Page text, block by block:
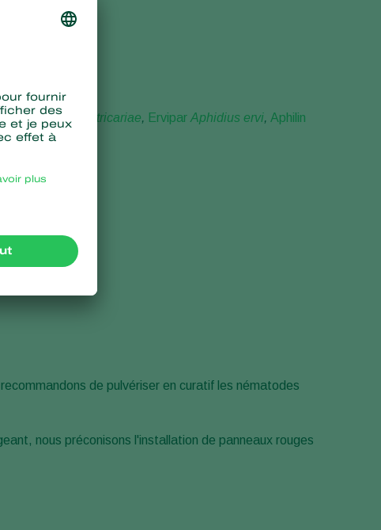
MAphidius matricariae, Ervipar Aphidius ervi, Aphilin
recommandons de pulvériser en curatif les nématodes
nous préconisons l'installation de panneaux rouges